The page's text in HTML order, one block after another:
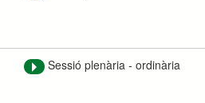
Sessió plenària - ordinària